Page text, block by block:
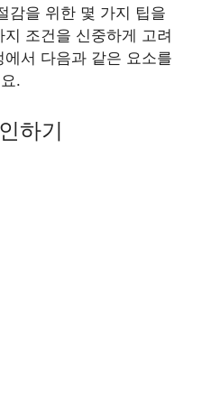
감을 위한 몇 가지 팁을
조건을 신중하게 고려
서 다음과 같은 요소를
.
하기